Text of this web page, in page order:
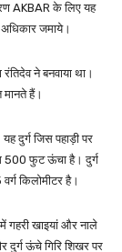
AKBAR के लिए यह
जमाये।
रंतिदेव ने बनवाया था।
मानते हैं।
दुर्ग जिस पहाड़ी पर
फुट ऊंचा है। दुर्ग
किलोमीटर है।
गहरी खाइयां और नाले
दुर्ग ऊंचे गिरि शिखर पर